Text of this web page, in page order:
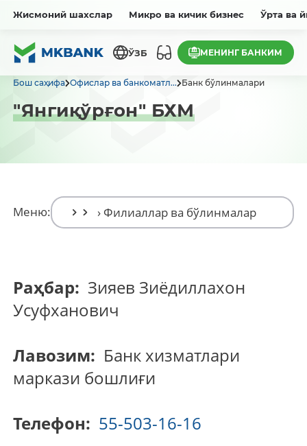
Жисмоний шахслар Микро ва кичик бизнес Ўрта ва
ЎЗБ МЕНИНГ БАНКИМ
Бош саҳифа Офислар ва банкоматл... Банк бўлинмалари
"Янгиқўрғон" БХМ
Меню:
Раҳбар: Зияев Зиёдиллахон
Усуфханович
Лавозим: Банк хизматлари
маркази бошлиғи
Телефон: 55-503-16-16